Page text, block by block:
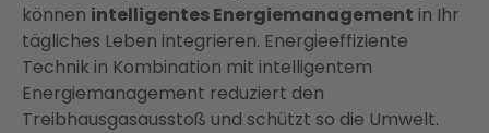
können intelligentes Energiemanagement in Ihr
tägliches Leben integrieren. Energieeffiziente
Technik in Kombination mit intelligentem
Energiemanagement reduziert den
Treibhausgasausstoß und schützt so die Umwelt.